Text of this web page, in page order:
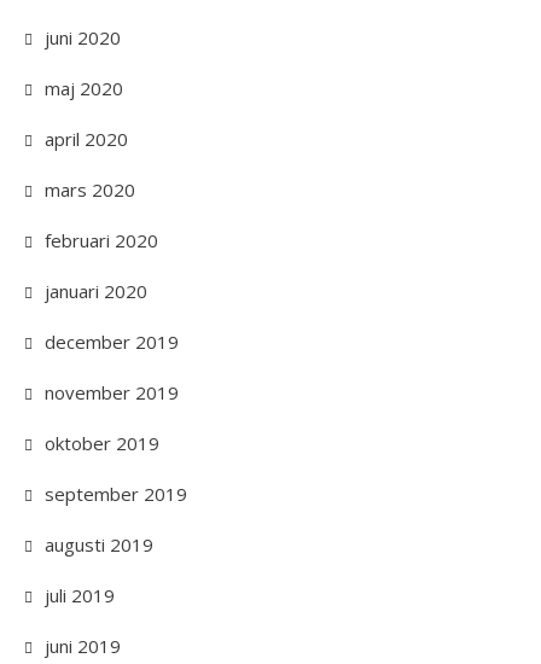
juni 2020
maj 2020
april 2020
mars 2020
februari 2020
januari 2020
december 2019
november 2019
oktober 2019
september 2019
augusti 2019
juli 2019
juni 2019